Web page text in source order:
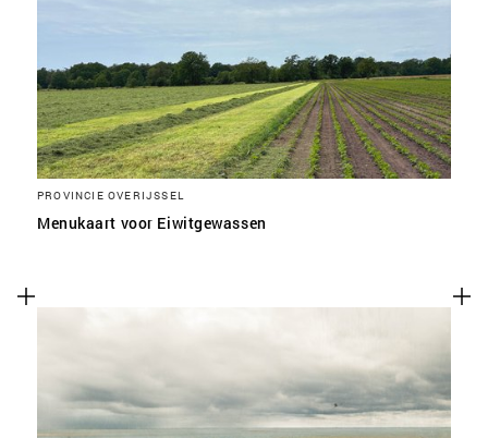
PROVINCIE OVERIJSSEL
Menukaart voor Eiwitgewassen